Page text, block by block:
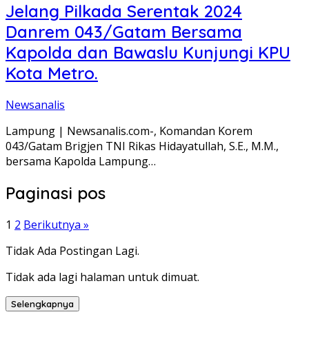
Jelang Pilkada Serentak 2024
Danrem 043/Gatam Bersama
Kapolda dan Bawaslu Kunjungi KPU
Kota Metro.
Newsanalis
Lampung | Newsanalis.com-, Komandan Korem
043/Gatam Brigjen TNI Rikas Hidayatullah, S.E., M.M.,
bersama Kapolda Lampung…
Paginasi pos
1 2 Berikutnya »
Tidak Ada Postingan Lagi.
Tidak ada lagi halaman untuk dimuat.
Selengkapnya